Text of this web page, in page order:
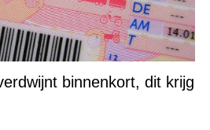
binnenkort, dit krijg